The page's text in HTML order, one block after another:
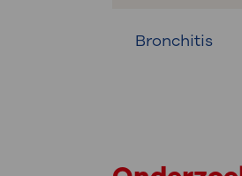
Bronchitis